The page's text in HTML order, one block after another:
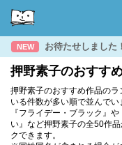
NEW お待たせしました
押野素子のおすす
押野素子のおすすめ作品の
いる件数が多い順で並んでい
『フライデー・ブラック』
い』など押野素子の全50作
クできます。